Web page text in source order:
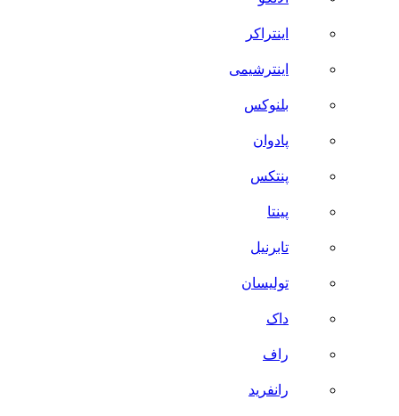
اینتراکر
اینترشیمی
بلنوکس
پادوان
پنتکس
پینتا
تابرنیل
تولیسان
داک
راف
رانفرید